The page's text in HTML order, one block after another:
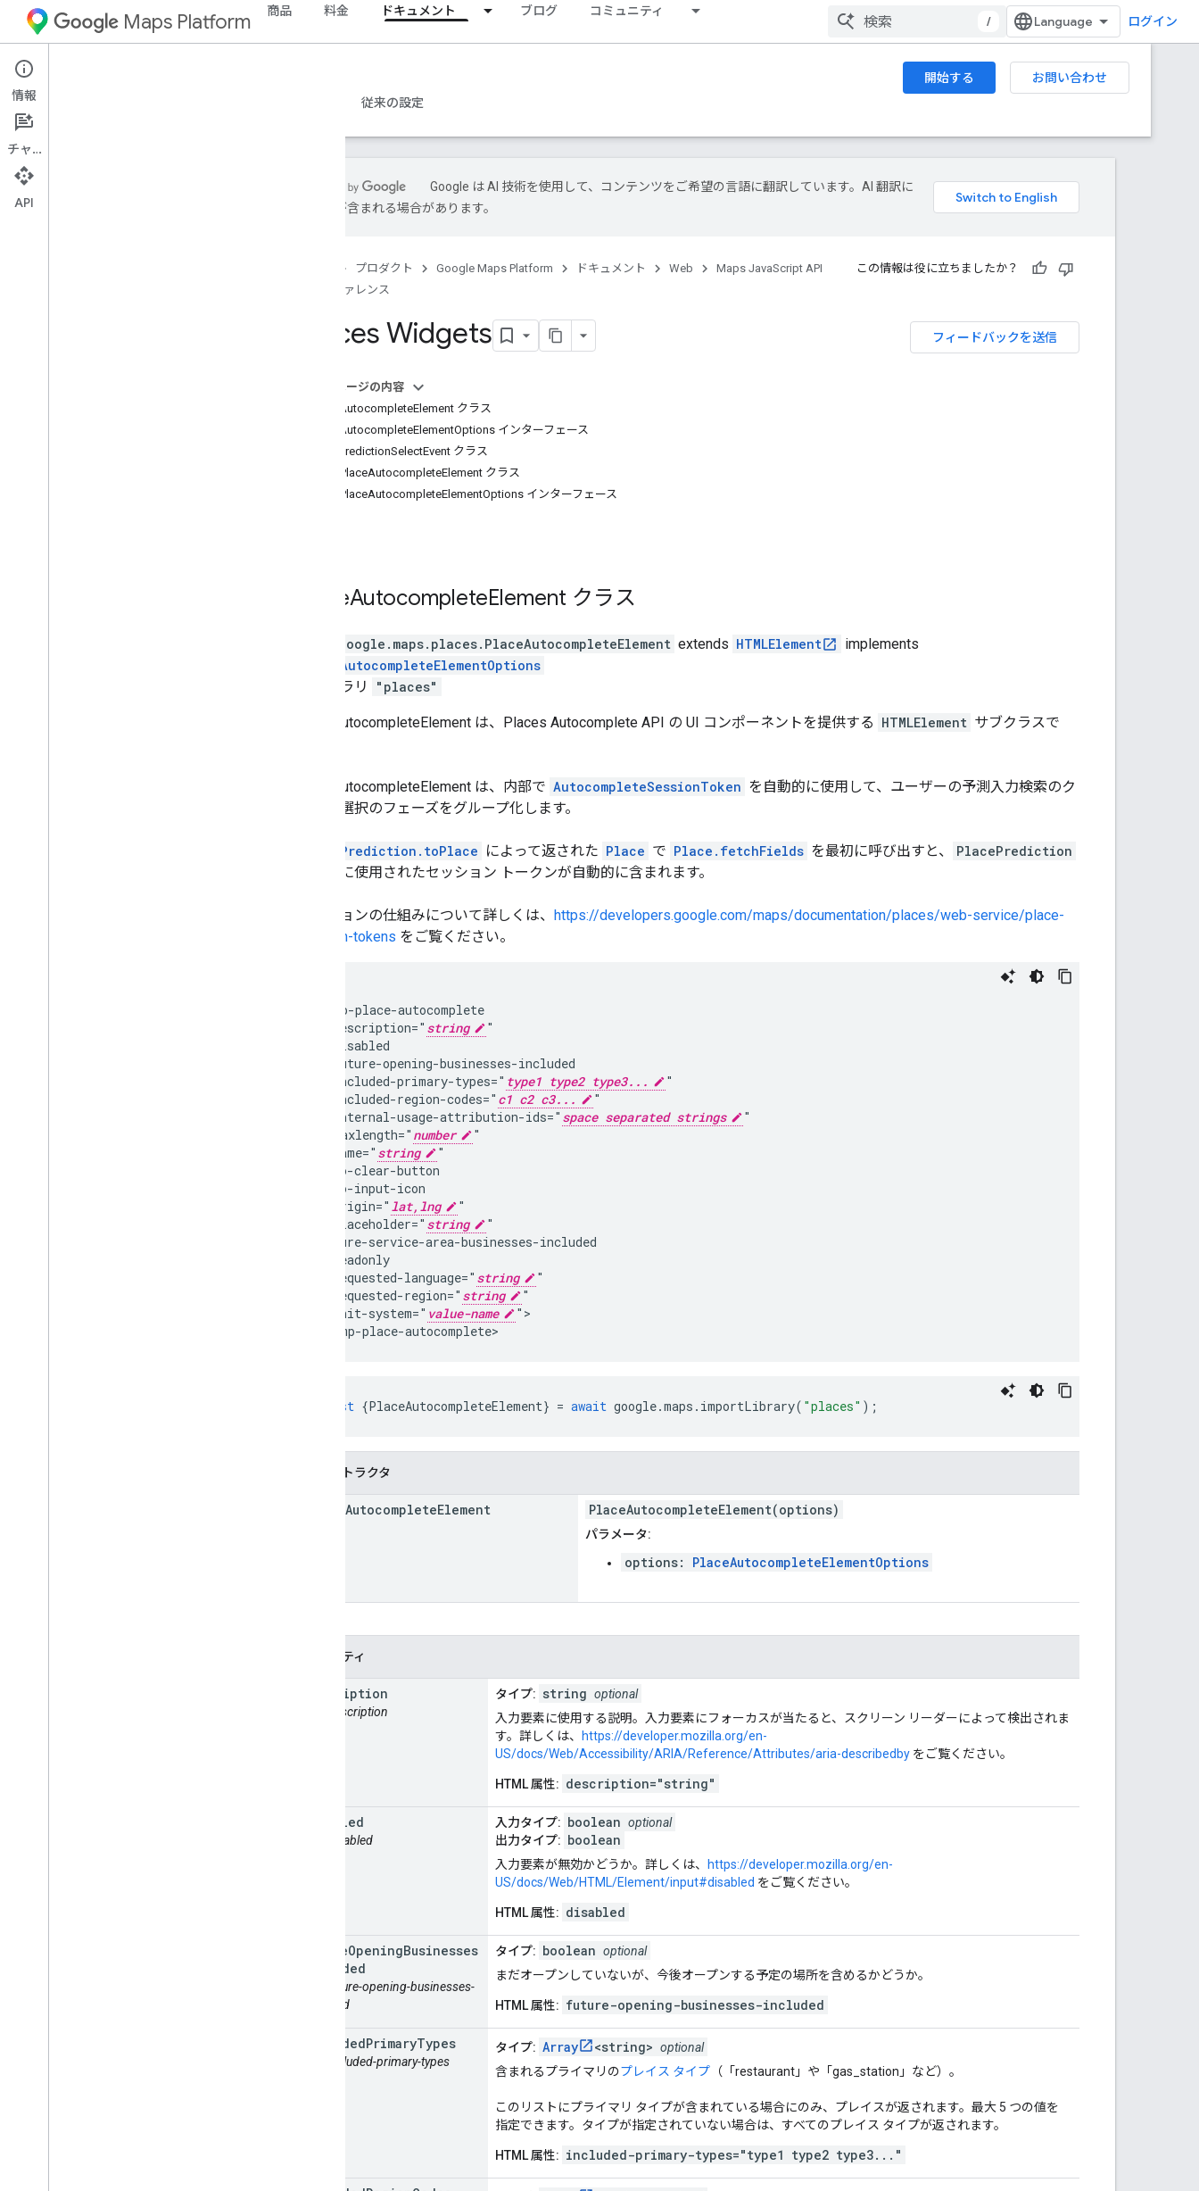
Maps Platform 商品 料金 ドキュメント ブログ コミュニティ
/ ログイン
Web 開始する
お問い合わせ
ガイド
従来の設定
Google は AI 技術を使用して、コンテンツをご希望の言語に翻訳しています。AI 翻訳に
は誤りが含まれる場合があります。
プロダクト Google Maps Platform ドキュメント Web
Maps JavaScript API
リファレンス
この情報は役に立ちましたか？
フィードバックを送信
Places Widgets
このページの内容
PlaceAutocompleteElement クラス
PlaceAutocompleteElementOptions インターフェース
PlacePredictionSelectEvent クラス
BasicPlaceAutocompleteElement クラス
BasicPlaceAutocompleteElementOptions インターフェース
PlaceAutocompleteElement クラス
google.maps.places. PlaceAutocompleteElement extends HTMLElement
implements
PlaceAutocompleteElementOptions
ライブラリ
"places"
PlaceAutocompleteElement は、Places Autocomplete API の UI コンポーネントを提供する HTMLElement サブクラスで
PlaceAutocompleteElement は、内部で AutocompleteSessionToken を自動的に使用して、ユーザーの予測入力検索のク
エリと選択のフェーズをグループ化します。
PlacePrediction.toPlace によって返された Place で Place.fetchFields を最初に呼び出すと、
PlacePrediction
の取得に使用されたセッション トークンが自動的に含まれます。
セッションの仕組みについて詳しくは、 https://developers.google.com/maps/documentation/places/web-service/place-
session-tokens をご覧ください。
<gmp-place-autocomplete
  description="
string
"
  disabled
  future-opening-businesses-included
  included-primary-types="
type1 type2 type3...
"
  included-region-codes="
c1 c2 c3...
"
  internal-usage-attribution-ids="
space separated strings
"
  maxlength="
number
"
  name="
string
"
  no-clear-button
  no-input-icon
  origin="
lat,lng
"
  placeholder="
string
"
  pure-service-area-businesses-included
  readonly
  requested-language="
string
"
  requested-region="
string
"
  unit-system="
value-name
">
</gmp-place-autocomplete>
const {PlaceAutocompleteElement} = await google.maps . importLibrary( "places" );
コンストラクタ
AutocompleteElement PlaceAutocompleteElement(options)
パラメータ:
options: PlaceAutocompleteElementOptions
プロパティ
description
attr: description
タイプ: string optional
入力要素に使用する説明。入力要素にフォーカスが当たると、スクリーン リーダーによって検出されま
す。詳しくは、
https://developer.mozilla.org/en-
US/docs/Web/Accessibility/ARIA/Reference/Attributes/aria-describedby をご覧ください。
HTML 属性: description="string"
disabled
attr: disabled
入力タイプ: boolean optional
出力タイプ: boolean
入力要素が無効かどうか。詳しくは、
https://developer.mozilla.org/en-
US/docs/Web/HTML/Element/input#disabled をご覧ください。
HTML 属性: disabled
futureOpeningBusinesses
Included
attr: future-opening-businesses-
included
タイプ: boolean optional
まだオープンしていないが、今後オープンする予定の場所を含めるかどうか。
HTML 属性: future-opening-businesses-included
includedPrimaryTypes
attr: included-primary-types
タイプ: Array <string> optional
含まれるプライマリのプレイス タイプ （「restaurant」や「gas_station」など）。
このリストにプライマリ タイプが含まれている場合にのみ、プレイスが返されます。最大 5 つの値を
指定できます。タイプが指定されていない場合は、すべてのプレイス タイプが返されます。
HTML 属性: included-primary-types="type1 type2 type3..."
情報
チャット
API